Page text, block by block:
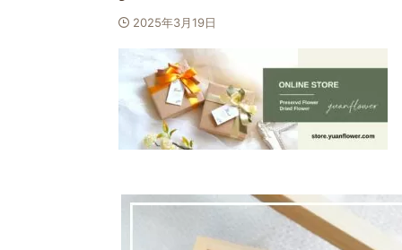
2025年3月19日